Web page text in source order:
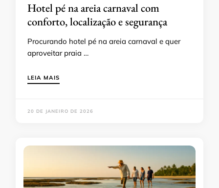
Hotel pé na areia carnaval com
conforto, localização e segurança
Procurando hotel pé na areia carnaval e quer
aproveitar praia …
LEIA MAIS
20 DE JANEIRO DE 2026